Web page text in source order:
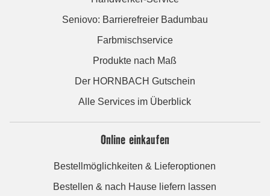
Seniovo: Barrierefreier Badumbau
Farbmischservice
Produkte nach Maß
Der HORNBACH Gutschein
Alle Services im Überblick
Online einkaufen
Bestellmöglichkeiten & Lieferoptionen
Bestellen & nach Hause liefern lassen